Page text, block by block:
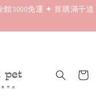
3000免運 ✦ 首購滿千送